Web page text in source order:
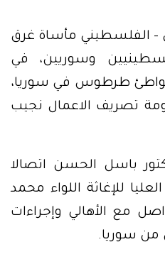
– الفلسطيني مأساة غرق
وسوريين، في
طرطوس في سوريا،
تصريف الاعمال نجيب
باسل الحسن اتصالا
للإغاثة اللواء محمد
مع الأهالي وإجراءات
من سوريا.